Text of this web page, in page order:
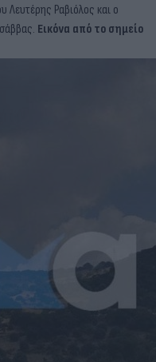
Λευτέρης Ραβιόλος και ο
Εικόνα από το σημείο